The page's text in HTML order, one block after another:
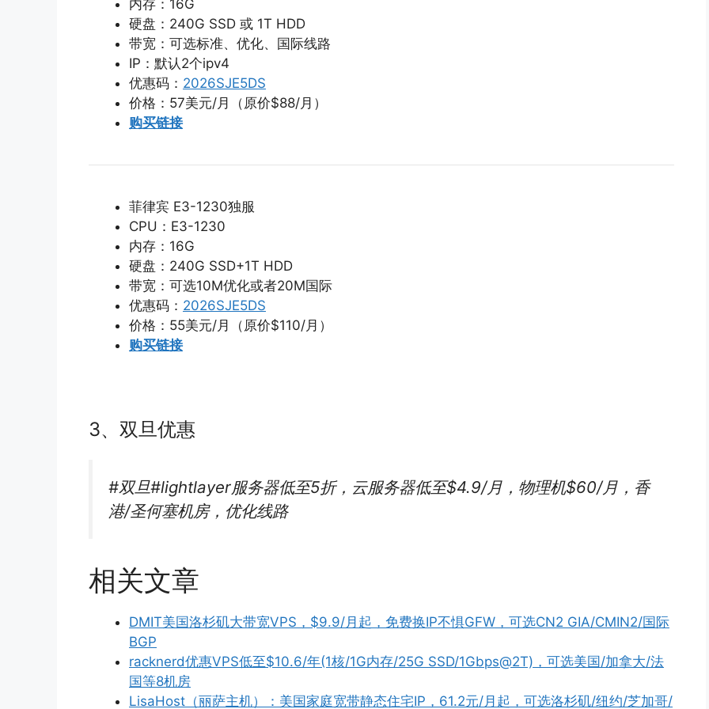
内存：16G
硬盘：240G SSD 或 1T HDD
带宽：可选标准、优化、国际线路
IP：默认2个ipv4
优惠码： 2026SJE5DS
价格：57美元/月（原价$88/月）
购买链接
菲律宾 E3-1230独服
CPU：E3-1230
内存：16G
硬盘：240G SSD+1T HDD
带宽：可选10M优化或者20M国际
优惠码： 2026SJE5DS
价格：55美元/月（原价$110/月）
购买链接
3、双旦优惠
#双旦#lightlayer服务器低至5折，云服务器低至$4.9/月，物理机$60/月，香
港/圣何塞机房，优化线路
相关文章
DMIT美国洛杉矶大带宽VPS，$9.9/月起，免费换IP不惧GFW，可选CN2 GIA/CMIN2/国际
BGP
racknerd优惠VPS低至$10.6/年(1核/1G内存/25G SSD/1Gbps@2T)，可选美国/加拿大/法
国等8机房
LisaHost（丽萨主机）：美国家庭宽带静态住宅IP，61.2元/月起，可选洛杉矶/纽约/芝加哥/